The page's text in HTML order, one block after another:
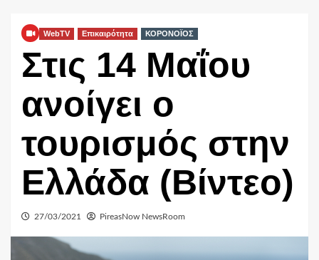
WebTV Επικαιρότητα ΚΟΡΟΝΟΪΟΣ
Στις 14 Μαΐου
ανοίγει ο
τουρισμός στην
Ελλάδα (Βίντεο)
27/03/2021 PireasNow NewsRoom